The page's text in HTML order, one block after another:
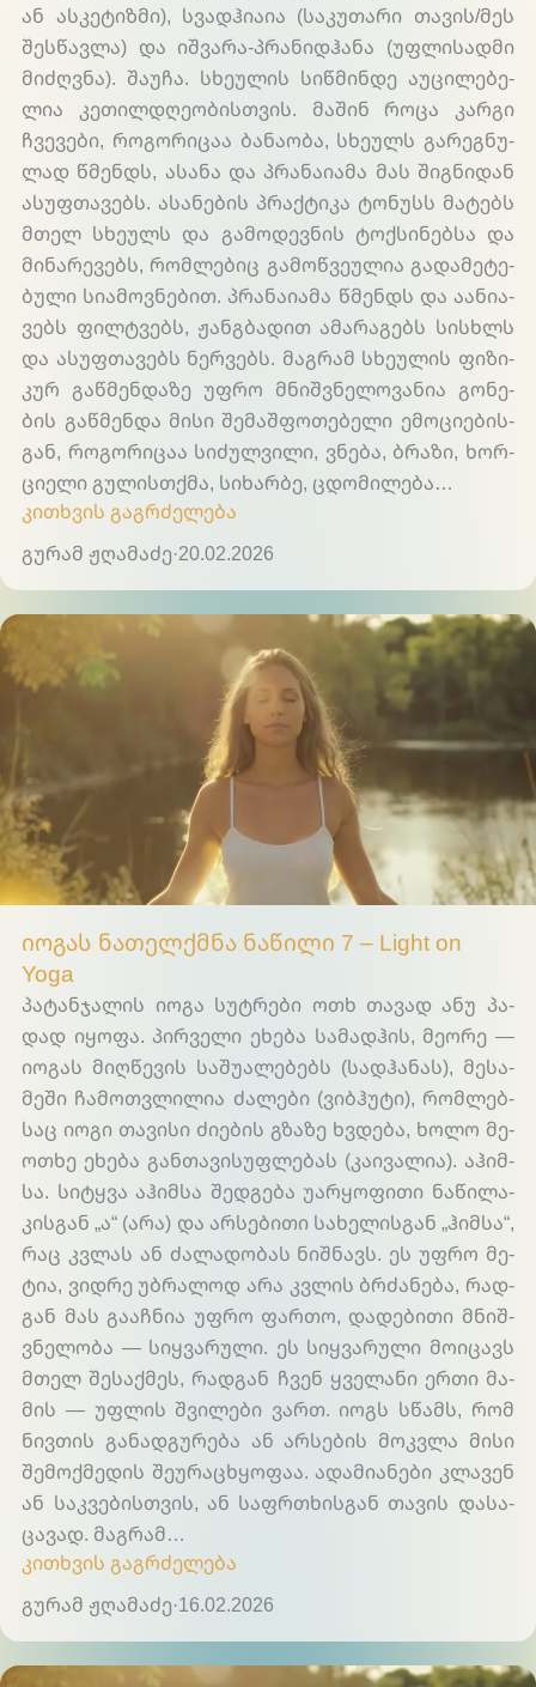
ან ას­კე­ტიზ­მი), სვად­ჰი­ა­ია (სა­კუ­თა­რი თა­ვის/მეს
შე­სწავ­ლა) და იშ­ვა­რა-პრა­ნიდ­ჰა­ნა (უფლი­სად­მი
მიძ­ღვნა). შა­უ­ჩა. სხე­უ­ლის სიწ­მინ­დე აუ­ცი­ლე­ბე­
ლია კე­თილ­დღე­ო­ბის­თვის. მა­შინ რო­ცა კა­რგი
ჩვე­ვე­ბი, რო­გო­რი­ცაა ბა­ნა­ო­ბა, სხე­ულს გა­რე­გნუ­
ლად წმენდს, ასა­ნა და პრა­ნა­ი­ა­მა მას ში­გნი­დან
ასუფ­თა­ვებს. ასა­ნე­ბის პრაქ­ტი­კა ტო­ნუსს მა­ტებს
მთელ სხე­ულს და გა­მო­დევ­ნის ტოქ­სი­ნებ­სა და
მი­ნა­რე­ვებს, რომ­ლე­ბიც გა­მოწ­ვე­უ­ლია გა­და­მე­ტე­
ბუ­ლი სი­ა­მოვ­ნე­ბით. პრა­ნა­ი­ა­მა წმენდს და აა­ნი­ა­
ვებს ფილ­ტვებს, ჟან­გბა­დით ამა­რა­გებს სისხლს
და ასუფ­თა­ვებს ნერ­ვებს. მა­გრამ სხე­უ­ლის ფი­ზი­
კურ გაწ­მენ­და­ზე უფრო მნიშ­ვნე­ლო­ვა­ნია გო­ნე­
ბის გაწ­მენ­და მი­სი შე­მაშ­ფო­თე­ბე­ლი ემო­ცი­ე­ბის­
გან, რო­გო­რი­ცაა სი­ძულ­ვი­ლი, ვნე­ბა, ბრა­ზი, ხორ­
ცი­ე­ლი გუ­ლის­თქმა, სი­ხარ­ბე, ცდო­მი­ლე­ბა…
კითხვის გაგრძელება
გურამ ჟღამაძე·20.02.2026
იო­გას ნა­თელ­ქმნა ნა­წი­ლი 7 – Light on
Yoga
პა­ტან­ჯა­ლის იო­გა სუ­ტრე­ბი ოთხ თა­ვად ანუ პა­
დად იყო­ფა. პირ­ვე­ლი ეხე­ბა სა­მად­ჰის, მე­ო­რე —
იო­გას მიღ­წე­ვის სა­შუ­ა­ლე­ბებს (სად­ჰა­ნას), მე­სა­
მე­ში ჩა­მოთ­ვლი­ლია ძა­ლე­ბი (ვიბ­ჰუ­ტი), რომ­ლებ­
საც იო­გი თა­ვი­სი ძი­ე­ბის გზა­ზე ხვდე­ბა, ხო­ლო მე­
ოთ­ხე ეხე­ბა გან­თა­ვი­სუ­ფლე­ბას (კა­ი­ვა­ლია). აჰიმ­
სა. სიტ­ყვა აჰიმ­სა შედ­გე­ბა უარ­ყო­ფი­თი ნა­წი­ლა­
კის­გან „ა“ (არა) და არ­სე­ბი­თი სა­ხე­ლის­გან „ჰიმ­სა“,
რაც კვლას ან ძა­ლა­დო­ბას ნიშ­ნავს. ეს უფრო მე­
ტია, ვი­დრე უბრა­ლოდ არა კვლის ბრძა­ნე­ბა, რად­
გან მას გა­აჩ­ნია უფრო ფარ­თო, და­დე­ბი­თი მნიშ­
ვნე­ლო­ბა — სიყ­ვა­რუ­ლი. ეს სიყ­ვა­რუ­ლი მო­ი­ცავს
მთელ შე­საქ­მეს, რად­გან ჩვენ ყვე­ლა­ნი ერ­თი მა­
მის — უფლის შვი­ლე­ბი ვართ. იოგს სწამს, რომ
ნივ­თის გა­ნად­გუ­რე­ბა ან არ­სე­ბის მოკ­ვლა მი­სი
შე­მოქ­მე­დის შე­უ­რაც­ხყო­ფაა. ადა­მი­ა­ნე­ბი კლა­ვენ
ან სა­კვე­ბის­თვის, ან საფ­რთხის­გან თა­ვის და­სა­
ცა­ვად. მა­გრამ…
კითხვის გაგრძელება
გურამ ჟღამაძე·16.02.2026